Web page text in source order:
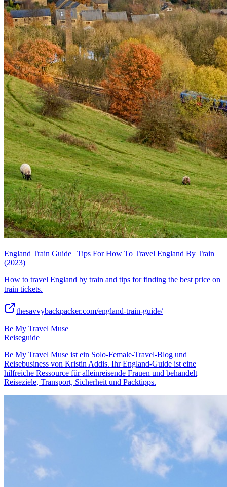
England Train Guide | Tips For How To Travel England By Train
(2023)
How to travel England by train and tips for finding the best price on
train tickets.
thesavvybackpacker.com/england-train-guide/
Be My Travel Muse
Reiseguide
Be My Travel Muse ist ein Solo-Female-Travel-Blog und
Reisebusiness von Kristin Addis. Ihr England-Guide ist eine
hilfreiche Ressource für alleinreisende Frauen und behandelt
Reiseziele, Transport, Sicherheit und Packtipps.